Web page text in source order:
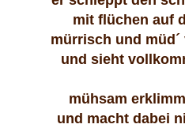
mit flüchen auf
mürrisch und
und sieht
mühsam
und macht dabei